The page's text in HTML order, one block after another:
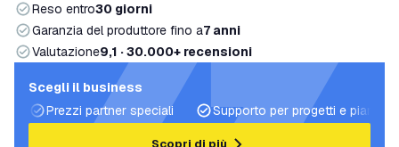
Reso entro30 giorni
Garanzia del produttore fino a7 anni
Valutazione9,1 · 30.000+ recensioni
Scegli il business
Prezzi partner speciali
Supporto per progetti e piani di
Scopri di più